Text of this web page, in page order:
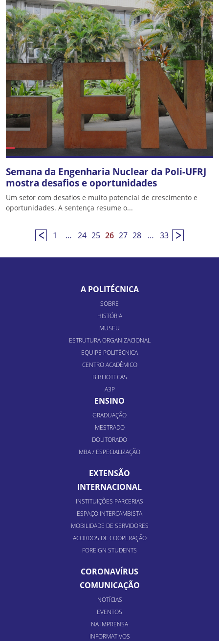
Semana da Engenharia Nuclear da Poli-UFRJ
mostra desafios e oportunidades
Um setor com desafios e muito potencial de crescimento e
oportunidades. A sentença resume o...
1 … 24 25 26 27 28 … 33
A POLITÉCNICA
SOBRE
HISTÓRIA
MUSEU
ESTRUTURA ORGANIZACIONAL
EQUIPE POLITÉCNICA
CENTRO ACADÊMICO
BIBLIOTECAS
A3P
ENSINO
GRADUAÇÃO
MESTRADO
DOUTORADO
MBA / ESPECIALIZAÇÃO
EXTENSÃO
INTERNACIONAL
INSTITUIÇÕES PARCERIAS
ESPAÇO INTERCAMBISTA
MOBILIDADE DE SERVIDORES
ACORDOS DE COOPERAÇÃO
FOREIGN STUDENTS
CORONAVÍRUS
COMUNICAÇÃO
NOTÍCIAS
EVENTOS
NA IMPRENSA
INFORMATIVOS